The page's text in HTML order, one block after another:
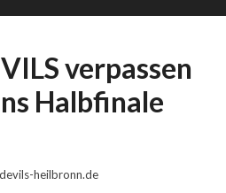
verpassen
Halbfinale
heilbronn.de